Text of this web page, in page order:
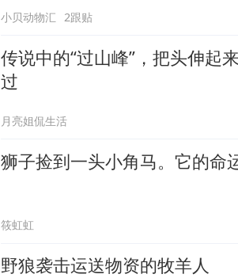
小贝动物汇 2跟贴
传说中的“过山峰”，把头伸起
过
月亮姐侃生活
狮子捡到一头小角马。它的命
筱虹虹
野狼袭击运送物资的牧羊人